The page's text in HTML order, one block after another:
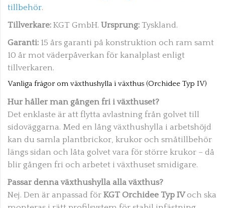
tillbehör.
Tillverkare: KGT GmbH. Ursprung: Tyskland.
Garanti: 15 års garanti på konstruktion och ram samt
10 år mot väderpåverkan för kanalplast enligt
tillverkaren.
Vanliga frågor om växthushylla i växthus (Orchidee Typ IV)
Hur håller man gången fri i växthuset?
Det enklaste är att flytta avlastning från golvet till
sidoväggarna. Med en lång växthushylla i arbetshöjd
kan du samla plantbrickor, krukor och småtillbehör
längs sidan och låta golvet vara för större krukor – då
blir gången fri och arbetet i växthuset smidigare.
Passar denna växthushylla alla växthus?
Nej. Den är anpassad för KGT Orchidee Typ IVoch ska